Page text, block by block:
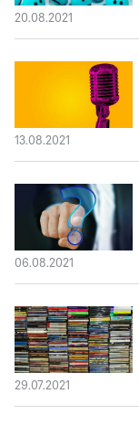
20.08.2021
13.08.2021
06.08.2021
29.07.2021